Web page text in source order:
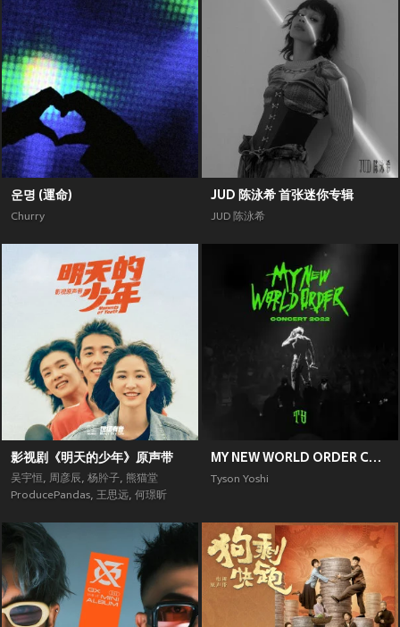
운명 (運命)
Churry
JUD 陈泳希 首张迷你专辑
JUD 陈泳希
影视剧《明天的少年》原声带
吴宇恒, 周彦辰, 杨肸子, 熊猫堂
ProducePandas, 王思远, 何璟昕
MY NEW WORLD ORDER CONCERT 2022
Tyson Yoshi